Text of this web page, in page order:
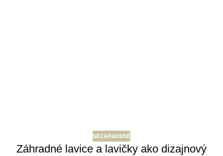
NEZARADENÉ
Záhradné lavice a lavičky ako dizajnový